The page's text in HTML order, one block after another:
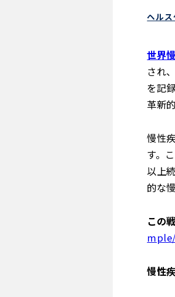
ヘルス
世界
され
を記
革新
慢性
す。
以上
的な
この
慢性